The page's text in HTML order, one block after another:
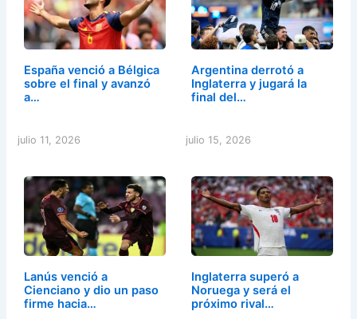
España venció a Bélgica
sobre el final y avanzó
a…
julio 11, 2026
Argentina derrotó a
Inglaterra y jugará la
final del…
julio 15, 2026
Lanús venció a
Cienciano y dio un paso
firme hacia…
Inglaterra superó a
Noruega y será el
próximo rival…